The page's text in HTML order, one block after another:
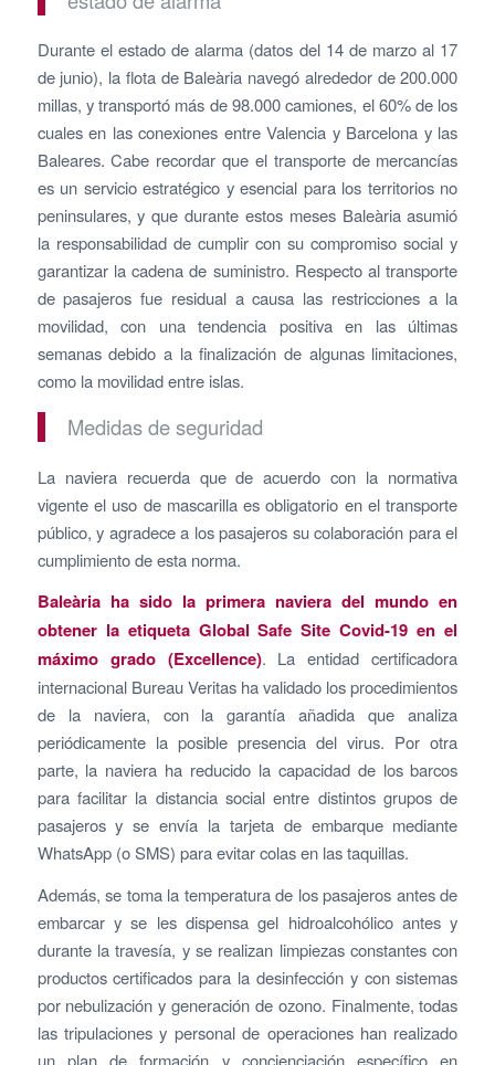
Durante el estado de alarma (datos del 14 de marzo al 17
de junio), la flota de Baleària navegó alrededor de 200.000
millas, y transportó más de 98.000 camiones, el 60% de los
cuales en las conexiones entre Valencia y Barcelona y las
Baleares. Cabe recordar que el transporte de mercancías
es un servicio estratégico y esencial para los territorios no
peninsulares, y que durante estos meses Baleària asumió
la responsabilidad de cumplir con su compromiso social y
garantizar la cadena de suministro. Respecto al transporte
de pasajeros fue residual a causa las restricciones a la
movilidad, con una tendencia positiva en las últimas
semanas debido a la finalización de algunas limitaciones,
como la movilidad entre islas.
Medidas de seguridad
La naviera recuerda que de acuerdo con la normativa
vigente el uso de mascarilla es obligatorio en el transporte
público, y agradece a los pasajeros su colaboración para el
cumplimiento de esta norma.
Baleària ha sido la primera naviera del mundo en
obtener la etiqueta Global Safe Site Covid-19 en el
máximo grado (Excellence). La entidad certificadora
internacional Bureau Veritas ha validado los procedimientos
de la naviera, con la garantía añadida que analiza
periódicamente la posible presencia del virus. Por otra
parte, la naviera ha reducido la capacidad de los barcos
para facilitar la distancia social entre distintos grupos de
pasajeros y se envía la tarjeta de embarque mediante
WhatsApp (o SMS) para evitar colas en las taquillas.
Además, se toma la temperatura de los pasajeros antes de
embarcar y se les dispensa gel hidroalcohólico antes y
durante la travesía, y se realizan limpiezas constantes con
productos certificados para la desinfección y con sistemas
por nebulización y generación de ozono. Finalmente, todas
las tripulaciones y personal de operaciones han realizado
un plan de formación y concienciación específico en